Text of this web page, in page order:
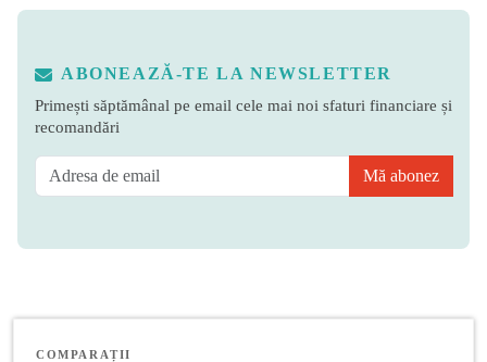
ABONEAZĂ-TE LA NEWSLETTER
Primești săptămânal pe email cele mai noi sfaturi financiare și
recomandări
Mă abonez
COMPARAȚII